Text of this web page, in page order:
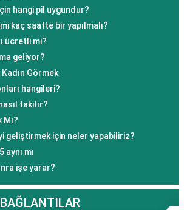
hangi pil uygundur?
kaç saatte bir yapılmalı?
ücretli mi?
geliyor?
Görmek
hangileri?
takılır?
Mı?
geliştirmek için neler yapabiliriz?
aynı mı
işe yarar?